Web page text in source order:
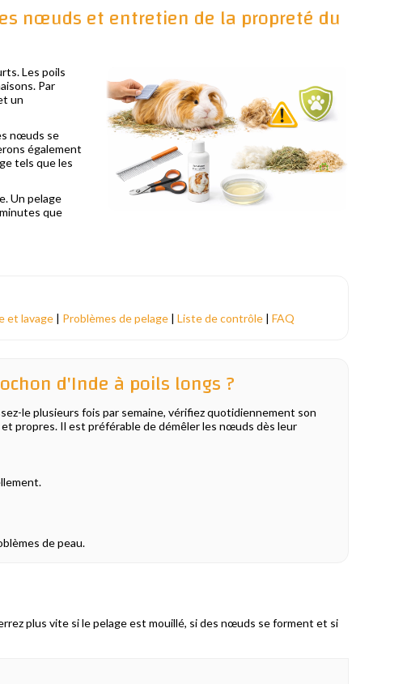
nœuds et entretien de la propreté du
Les poils
Par
un
nœuds se
également
tels que les
Un pelage
que
et lavage | Problèmes de pelage | Liste de contrôle | FAQ
d'Inde à poils longs ?
le plusieurs fois par semaine, vérifiez quotidiennement son
propres. Il est préférable de démêler les nœuds dès leur
de peau.
plus vite si le pelage est mouillé, si des nœuds se forment et si